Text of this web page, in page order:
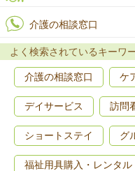
介護の相談窓口
よく検索されているキーワ
介護の相談窓口 ケ
デイサービス 訪問
ショートステイ グ
福祉用具購入・レンタル